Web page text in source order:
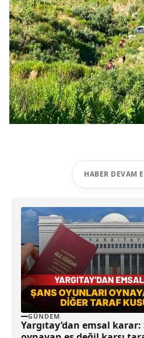
HABER DEVAM
GÜNDEM
Yargıtay’dan emsal